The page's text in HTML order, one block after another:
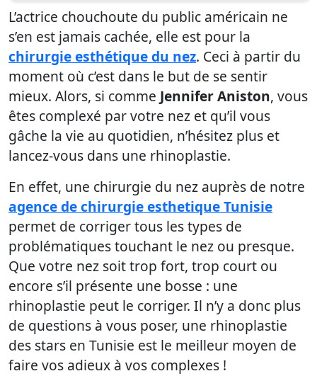
L’actrice chouchoute du public américain ne
s’en est jamais cachée, elle est pour la
chirurgie esthétique du nez. Ceci à partir du
moment où c’est dans le but de se sentir
mieux. Alors, si comme Jennifer Aniston, vous
êtes complexé par votre nez et qu’il vous
gâche la vie au quotidien, n’hésitez plus et
lancez-vous dans une rhinoplastie.
En effet, une chirurgie du nez auprès de notre
agence de chirurgie esthetique Tunisie
permet de corriger tous les types de
problématiques touchant le nez ou presque.
Que votre nez soit trop fort, trop court ou
encore s’il présente une bosse : une
rhinoplastie peut le corriger. Il n’y a donc plus
de questions à vous poser, une rhinoplastie
des stars en Tunisie est le meilleur moyen de
faire vos adieux à vos complexes !